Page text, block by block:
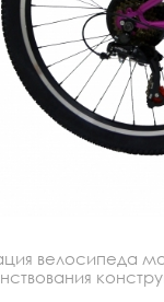
велосипеда